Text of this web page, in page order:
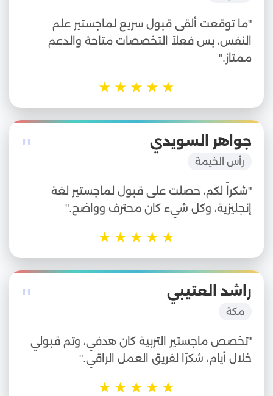
"ما توقعت ألقى قبول سريع لماجستير علم
النفس، بس فعلاً التخصصات متاحة والدعم
ممتاز."
★
★
★
★
★
" جواهر السويدي
رأس الخيمة
"شكراً لكم، حصلت على قبول لماجستير لغة
إنجليزية، وكل شيء كان محترف وواضح."
★
★
★
★
★
" راشد العتيبي
مكة
"تخصص ماجستير التربية كان هدفي، وتم قبولي
خلال أيام، شكرًا لفريق العمل الراقي."
★
★
★
★
★